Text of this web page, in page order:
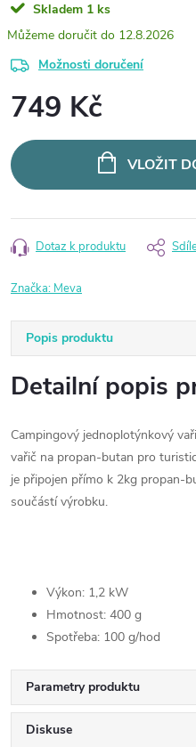
Skladem 1 ks
12.8.2026
Možnosti doručení
749 Kč
cena:
VLOŽIT
Dotaz k produktu
Značka: Meva
Popis produktu
Detailní popis
Campingový jednoplotýnkový
vařič na propan-butan pro
je připojen přímo k 2kg propan-
součástí výrobku.
Výkon: 1,2 kW
Hmotnost: 400 g
Spotřeba: 100 g/hod
Parametry produktu
Diskuse